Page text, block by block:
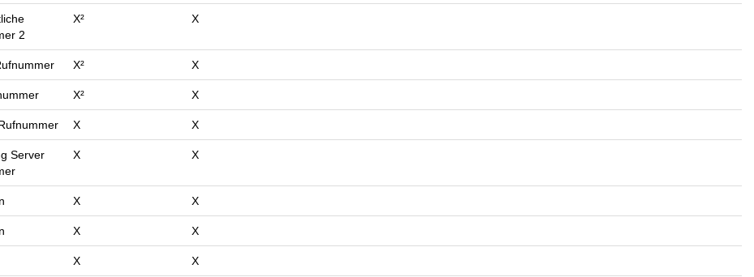
2
X² X
X² X
X² X
X X
Server
X X
X X
X X
X X